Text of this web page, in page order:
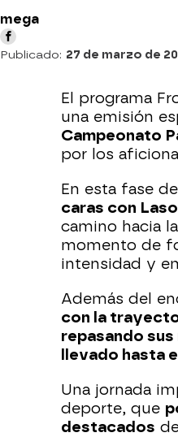
mega
Publicado: 27 de marzo de
El programa
una emisión
Campeonato
por los
En esta fase
caras con
camino hacia
momento de
intensidad y
Además del
con la
repasando
llevado hasta
Una jornada
deporte, que
destacados